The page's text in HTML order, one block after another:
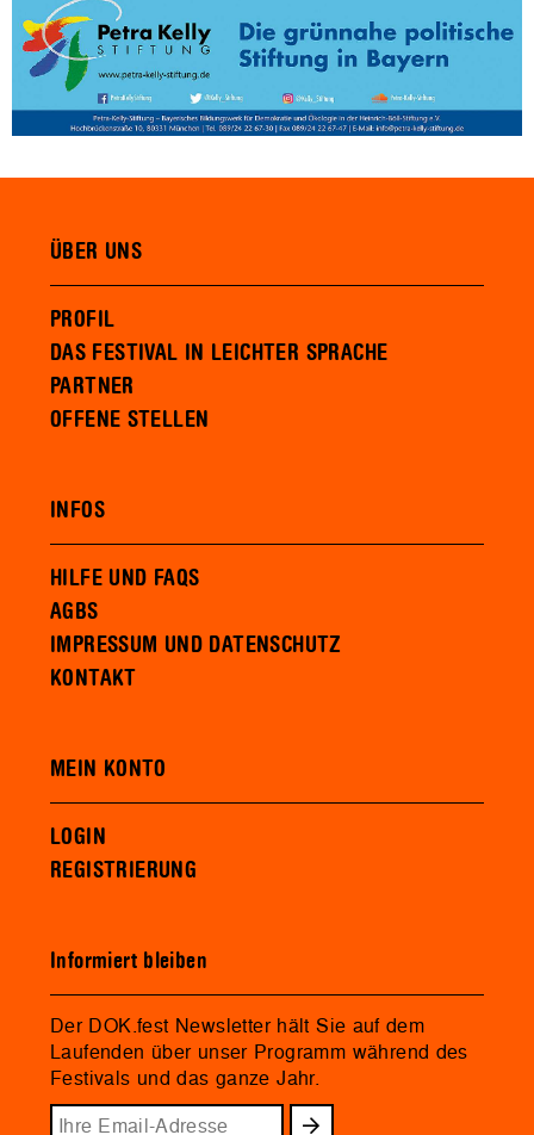
ÜBER UNS
PROFIL
DAS FESTIVAL IN LEICHTER SPRACHE
PARTNER
OFFENE STELLEN
INFOS
HILFE UND FAQS
AGBS
IMPRESSUM UND DATENSCHUTZ
KONTAKT
MEIN KONTO
LOGIN
REGISTRIERUNG
Informiert bleiben
Der DOK.fest Newsletter hält Sie auf dem
Laufenden über unser Programm während des
Festivals und das ganze Jahr.